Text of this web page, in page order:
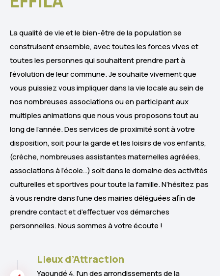
La qualité de vie et le bien-être de la population se
construisent ensemble, avec toutes les forces vives et
toutes les personnes qui souhaitent prendre part à
l’évolution de leur commune. Je souhaite vivement que
vous puissiez vous impliquer dans la vie locale au sein de
nos nombreuses associations ou en participant aux
multiples animations que nous vous proposons tout au
long de l’année. Des services de proximité sont à votre
disposition, soit pour la garde et les loisirs de vos enfants,
(crèche, nombreuses assistantes maternelles agréées,
associations à l’école…) soit dans le domaine des activités
culturelles et sportives pour toute la famille. N’hésitez pas
à vous rendre dans l’une des mairies déléguées afin de
prendre contact et d’effectuer vos démarches
personnelles. Nous sommes à votre écoute !
Lieux d’Attraction
Yaoundé 4, l'un des arrondissements de la